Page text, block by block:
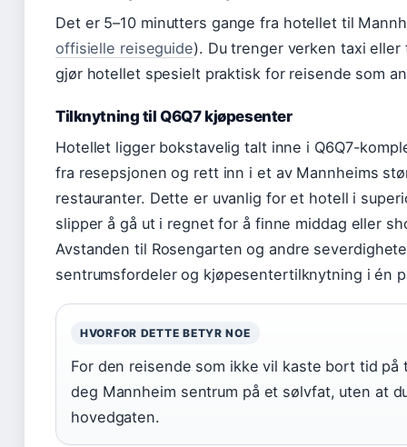
Det er 5–10 minutters gange fra hotellet til
offisielle reiseguide). Du trenger verken taxi
gjør hotellet spesielt praktisk for reisende som
Tilknytning til Q6Q7 kjøpesenter
Hotellet ligger bokstavelig talt inne i Q6Q7-
fra resepsjonen og rett inn i et av Mannheims
restauranter. Dette er uvanlig for et hotell i
slipper å gå ut i regnet for å finne middag eller
Avstanden til Rosengarten og andre
sentrumsfordeler og kjøpesentertilknytning i én
HVORFOR DETTE BETYR NOE
For den reisende som ikke vil kaste bort tid
deg Mannheim sentrum på et sølvfat, uten at
hovedgaten.